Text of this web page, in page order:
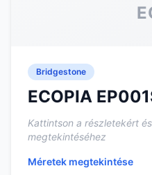
Bridgestone
ECOPIA
Kattintson a részletekért
megtekintéséhez
Méretek megtekintése